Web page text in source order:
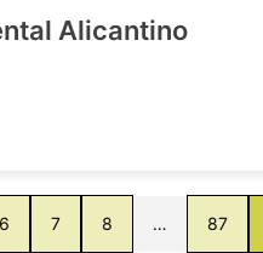
Alicantino
6 7 8 … 87